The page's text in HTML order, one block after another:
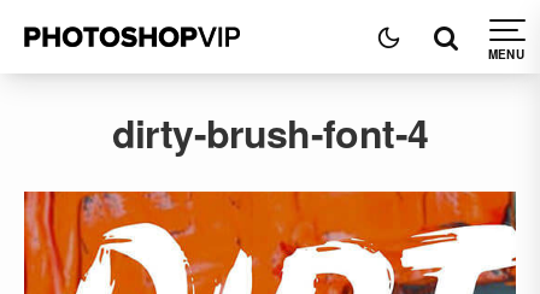
dirty-brush-font-4